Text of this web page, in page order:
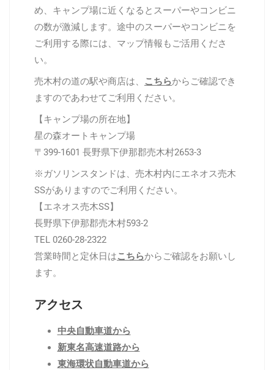
め、キャンプ場に近くなるとスーパーやコンビニ
の数が激減します。 途中のスーパーやコンビニを
ご利用する際には、マップ情報もご活用くださ
い。
売木村の道の駅や商店は、
こちらからご確認でき
ますのであわせてご利用ください。
【キャンプ場の所在地】
星の森オートキャンプ場
〒399-1601 長野県下伊那郡売木村2653-3
※ ガソリンスタンドは、売木村内にエネオス売木
SSがありますのでご利用ください。
【エネオス売木SS】
長野県下伊那郡売木村593-2
TEL 0260-28-2322
営業時間と定休日はこちらからご確認をお願いし
ます。
アクセス
中央自動車道から
新東名高速道路から
東海環状自動車道から